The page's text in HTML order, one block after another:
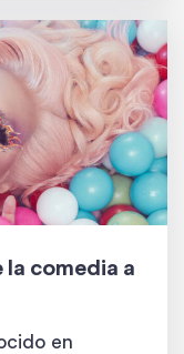
la comedia a
en